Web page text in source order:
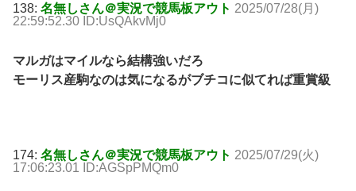
138: 名無しさん＠実況で競馬板アウト 2025/07/28(月)
22:59:52.30 ID:UsQAkvMj0
マルガはマイルなら結構強いだろ
モーリス産駒なのは気になるがブチコに似てれば重賞級
174: 名無しさん＠実況で競馬板アウト 2025/07/29(火)
17:06:23.01 ID:AGSpPMQm0